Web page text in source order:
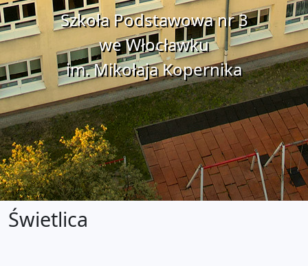
Szkoła Podstawowa nr 3
we Włocławku
im. Mikołaja Kopernika
Świetlica